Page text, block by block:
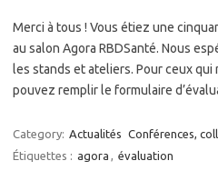
Merci à tous ! Vous étiez une
au salon Agora RBDSanté. Nous
les stands et ateliers. Pour ceux qui
pouvez remplir le formulaire
Category: Actualités Conférences,
Étiquettes : agora , évaluation